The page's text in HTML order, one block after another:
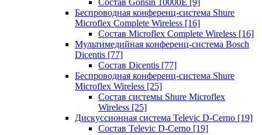
Состав Gonsin 10000E [9]
Беспроводная конференц-система Shure
Microflex Complete Wireless [16]
Состав Microflex Complete Wireless [16]
Мультимедийная конференц-система Bosch
Dicentis [77]
Состав Dicentis [77]
Беспроводная конференц-система Shure
Microflex Wireless [25]
Состав системы Shure Microflex
Wireless [25]
Дискуссионная система Televic D-Cerno [19]
Состав Televic D-Cerno [19]